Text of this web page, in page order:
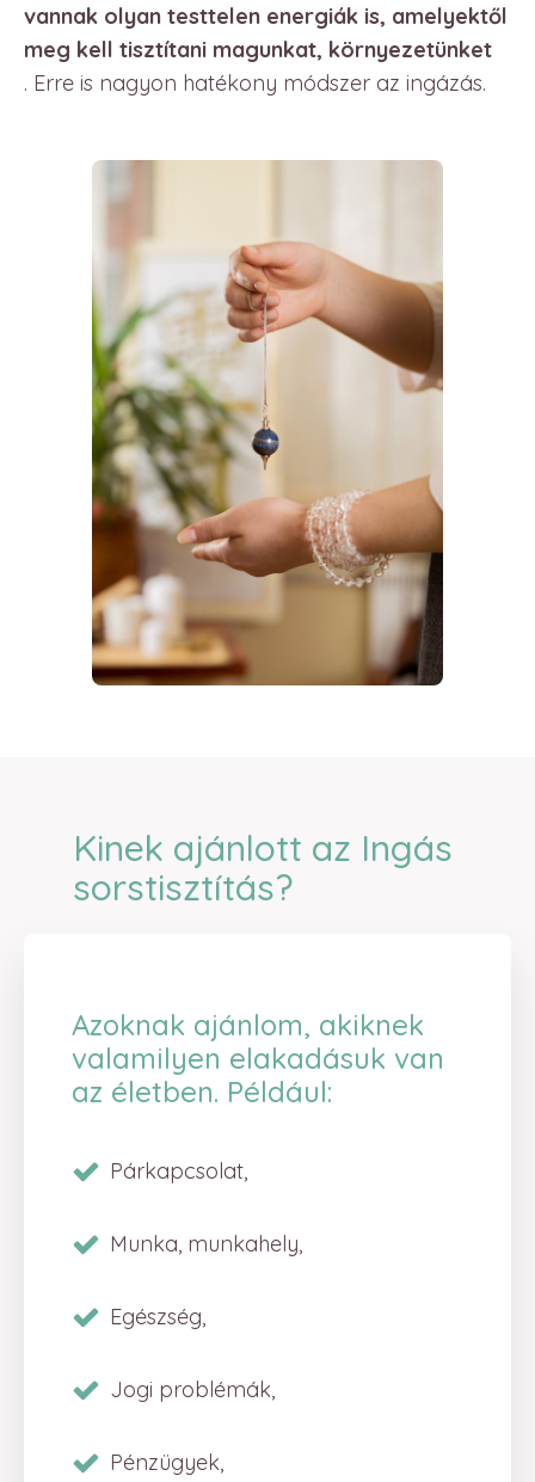
vannak olyan testtelen energiák is, amelyektől
meg kell tisztítani magunkat, környezetünket
. Erre is nagyon hatékony módszer az ingázás.
Kinek ajánlott az Ingás
sorstisztítás?
Azoknak ajánlom, akiknek
valamilyen elakadásuk van
az életben. Például:
Párkapcsolat,
Munka, munkahely,
Egészség,
Jogi problémák,
Pénzügyek,